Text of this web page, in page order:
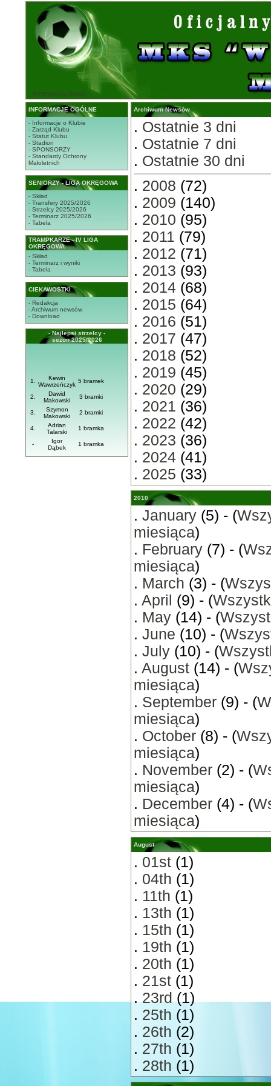
STRONA GŁÓWNA
INFORMACJE OGÓLNE
- Informacje o Klubie
- Zarząd Klubu
- Statut Klubu
- Stadion
- SPONSORZY
- Standardy Ochrony
Małoletnich
SENIORZY - LIGA OKRĘGOWA
- Skład
- Transfery 2025/2026
- Strzelcy 2025/2026
- Terminarz 2025/2026
- Tabela
TRAMPKARZE - IV LIGA
OKRĘGOWA
- Skład
- Terminarz i wyniki
- Tabela
CIEKAWOSTKI
- Redakcja
- Archiwum newsów
- Download
- Najlepsi strzelcy -
sezon 2025/2026
1.
Kewin
Wawrzeńczyk
5 bramek
2.
Dawid
Makowski
3 bramki
3.
Szymon
Makowski
2 bramki
4.
Adrian
Talarski
1 bramka
-
Igor
Dąbek
1 bramka
Archiwum Newsów
. Ostatnie 3 dni
. Ostatnie 7 dni
. Ostatnie 30 dni
. 2008 (72)
. 2009 (140)
. 2010 (95)
. 2011 (79)
. 2012 (71)
. 2013 (93)
. 2014 (68)
. 2015 (64)
. 2016 (51)
. 2017 (47)
. 2018 (52)
. 2019 (45)
. 2020 (29)
. 2021 (36)
. 2022 (42)
. 2023 (36)
. 2024 (41)
. 2025 (33)
2010
. January (5) - (
miesiąca)
. February (7) - (
miesiąca)
. March (3) - (
. April (9) - (
. May (14) - (
. June (10) - (
. July (10) - (
. August (14) - (
miesiąca)
. September (9) - (
miesiąca)
. October (8) - (
miesiąca)
. November (2) - (
miesiąca)
. December (4) - (
miesiąca)
August
. 01st (1)
. 04th (1)
. 11th (1)
. 13th (1)
. 15th (1)
. 19th (1)
. 20th (1)
. 21st (1)
.23rd(1)
. 25th (1)
. 26th (2)
. 27th (1)
. 28th (1)